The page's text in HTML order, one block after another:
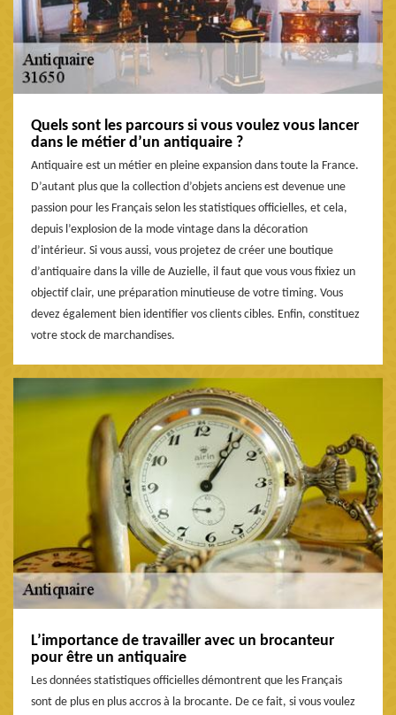
Quels sont les parcours si vous voulez vous lancer
dans le métier d’un antiquaire ?
Antiquaire est un métier en pleine expansion dans toute la France.
D’autant plus que la collection d’objets anciens est devenue une
passion pour les Français selon les statistiques officielles, et cela,
depuis l’explosion de la mode vintage dans la décoration
d’intérieur. Si vous aussi, vous projetez de créer une boutique
d’antiquaire dans la ville de Auzielle, il faut que vous vous fixiez un
objectif clair, une préparation minutieuse de votre timing. Vous
devez également bien identifier vos clients cibles. Enfin, constituez
votre stock de marchandises.
L’importance de travailler avec un brocanteur
pour être un antiquaire
Les données statistiques officielles démontrent que les Français
sont de plus en plus accros à la brocante. De ce fait, si vous voulez